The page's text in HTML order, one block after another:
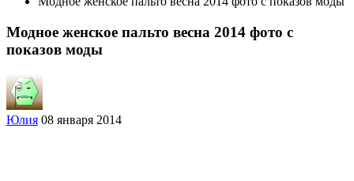
Модное женское пальто весна 2014 фото с
показов моды
Юлия 08 января 2014